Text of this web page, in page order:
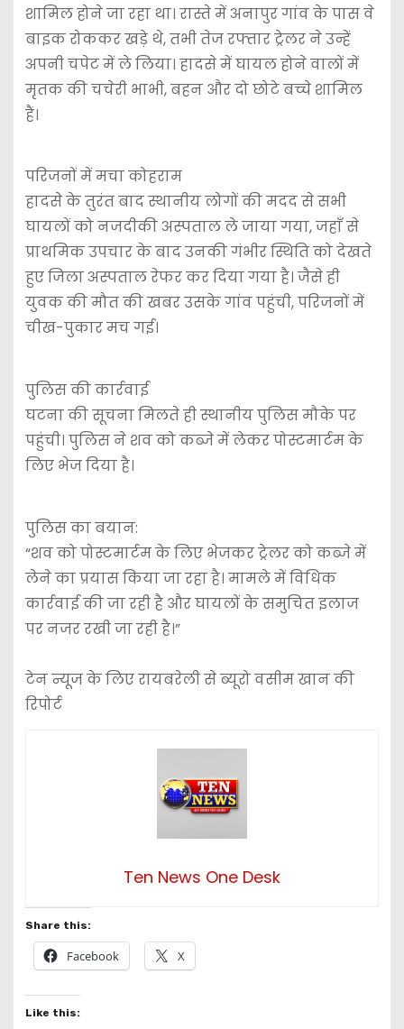
शामिल होने जा रहा था। रास्ते में अनापुर गांव के पास वे
बाइक रोककर खड़े थे, तभी तेज रफ्तार ट्रेलर ने उन्हें
अपनी चपेट में ले लिया। हादसे में घायल होने वालों में
मृतक की चचेरी भाभी, बहन और दो छोटे बच्चे शामिल
हैं।
परिजनों में मचा कोहराम
​हादसे के तुरंत बाद स्थानीय लोगों की मदद से सभी
घायलों को नजदीकी अस्पताल ले जाया गया, जहाँ से
प्राथमिक उपचार के बाद उनकी गंभीर स्थिति को देखते
हुए जिला अस्पताल रेफर कर दिया गया है। जैसे ही
युवक की मौत की खबर उसके गांव पहुंची, परिजनों में
चीख-पुकार मच गई।
पुलिस की कार्रवाई
​घटना की सूचना मिलते ही स्थानीय पुलिस मौके पर
पहुंची। पुलिस ने शव को कब्जे में लेकर पोस्टमार्टम के
लिए भेज दिया है।
पुलिस का बयान:
“शव को पोस्टमार्टम के लिए भेजकर ट्रेलर को कब्जे में
लेने का प्रयास किया जा रहा है। मामले में विधिक
कार्रवाई की जा रही है और घायलों के समुचित इलाज
पर नजर रखी जा रही है।”
टेन न्यूज के लिए रायबरेली से ब्यूरो वसीम खान की
रिपोर्ट
Ten News One Desk
Share this:
Facebook X
Like this: